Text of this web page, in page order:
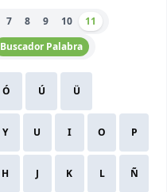
7 8 9 10 11
Buscador Palabra
Ó Ú Ü
Y U I O P
H J K L Ñ